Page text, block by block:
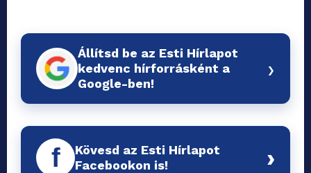
Állítsd be az Esti Hírlapot
kedvenc hírforrásként a
Google-ben!
›
f
Kövesd az Esti Hírlapot
Facebookon is!
›